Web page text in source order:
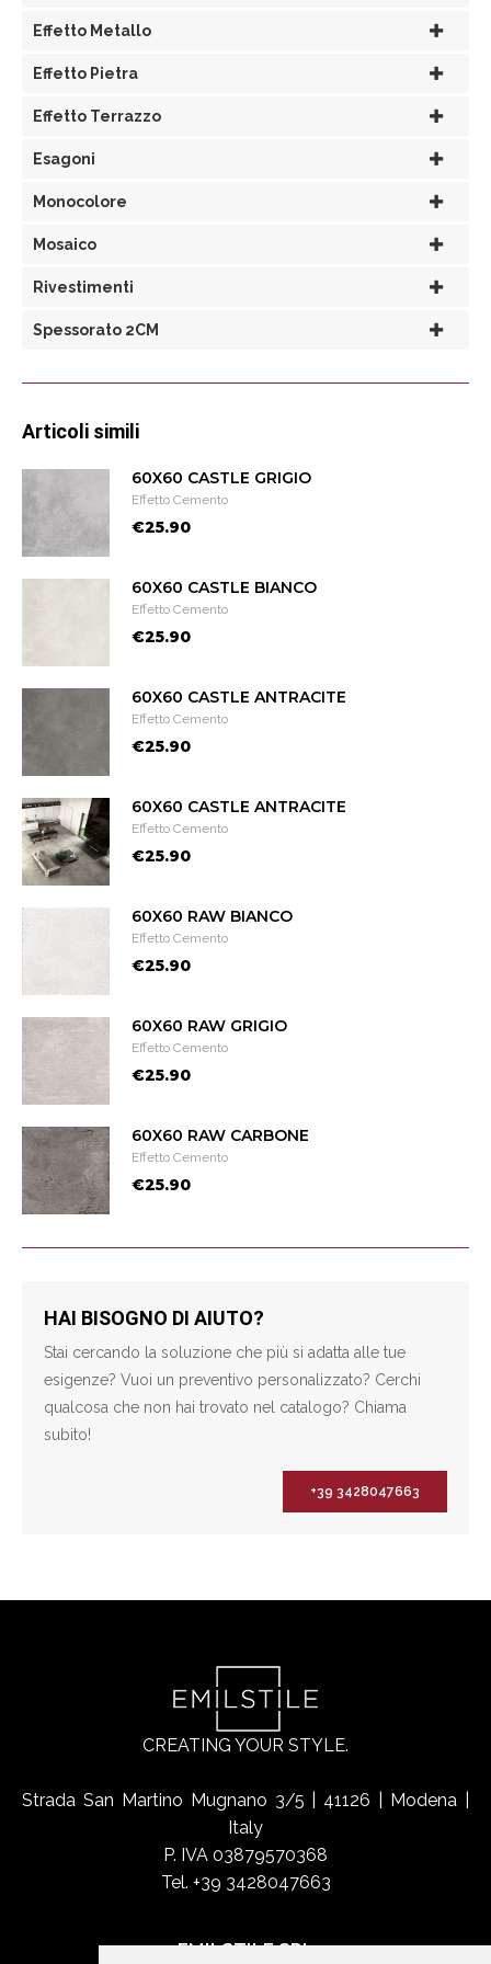
Effetto Metallo
Effetto Pietra
Effetto Terrazzo
Esagoni
Monocolore
Mosaico
Rivestimenti
Spessorato 2CM
Articoli simili
60X60 CASTLE GRIGIO
Effetto Cemento
€25.90
60X60 CASTLE BIANCO
Effetto Cemento
€25.90
60X60 CASTLE ANTRACITE
Effetto Cemento
€25.90
60X60 CASTLE ANTRACITE
Effetto Cemento
€25.90
60X60 RAW BIANCO
Effetto Cemento
€25.90
60X60 RAW GRIGIO
Effetto Cemento
€25.90
60X60 RAW CARBONE
Effetto Cemento
€25.90
HAI BISOGNO DI AIUTO?
Stai cercando la soluzione che più si adatta alle tue
esigenze? Vuoi un preventivo personalizzato? Cerchi
qualcosa che non hai trovato nel catalogo? Chiama
subito!
+39 3428047663
CREATING YOUR STYLE.
Strada San Martino Mugnano 3/5 | 41126 | Modena |
Italy
P. IVA 03879570368
Tel. +39 3428047663
EMILSTILE SRL